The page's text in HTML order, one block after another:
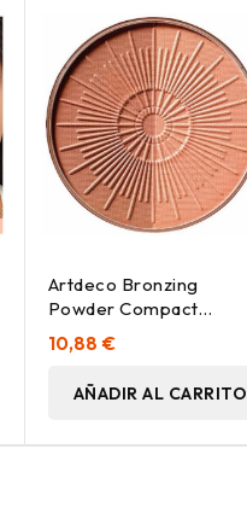
Artdeco Bronzing
Powder Compact
Longlasting Recambio
50 Almond 1Ud
10,88 €
AÑADIR AL CARRITO